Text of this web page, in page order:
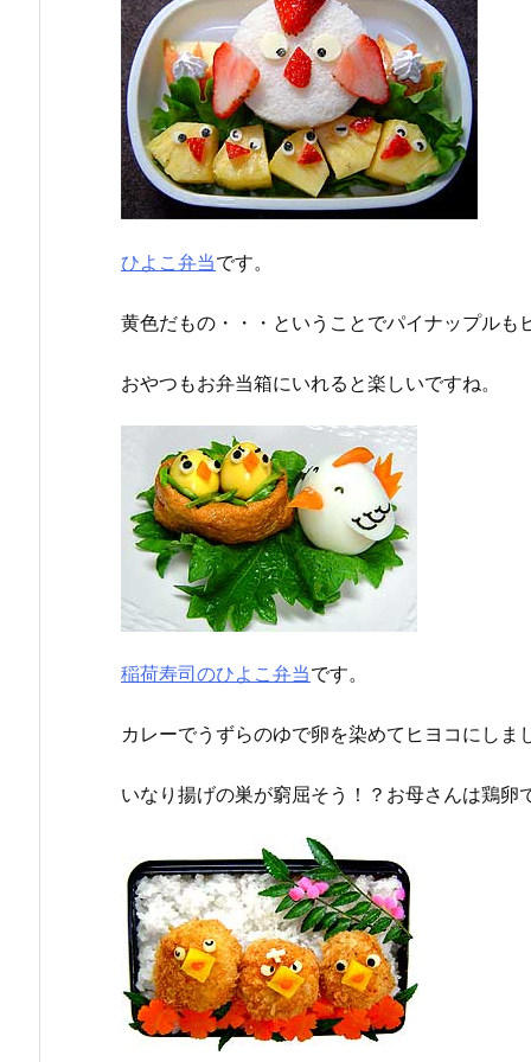
ひよこ弁当です。
黄色だもの・・・ということでパイナップルも
おやつもお弁当箱にいれると楽しいですね。
稲荷寿司のひよこ弁当です。
カレーでうずらのゆで卵を染めてヒヨコにしま
いなり揚げの巣が窮屈そう！？お母さんは鶏卵